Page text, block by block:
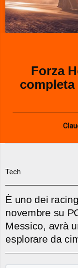
Forza
completa
Tech
È uno dei
novembre su
Messico, avrà
esplorare da